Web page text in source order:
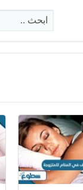
البحث: